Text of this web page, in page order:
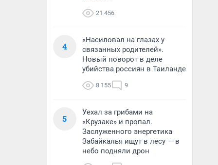
21 456
4
«Насиловал на глазах у
связанных родителей».
Новый поворот в деле
убийства россиян в Таиланде
8 155 9
5
Уехал за грибами на
«Крузаке» и пропал.
Заслуженного энергетика
Забайкалья ищут в лесу — в
небо подняли дрон